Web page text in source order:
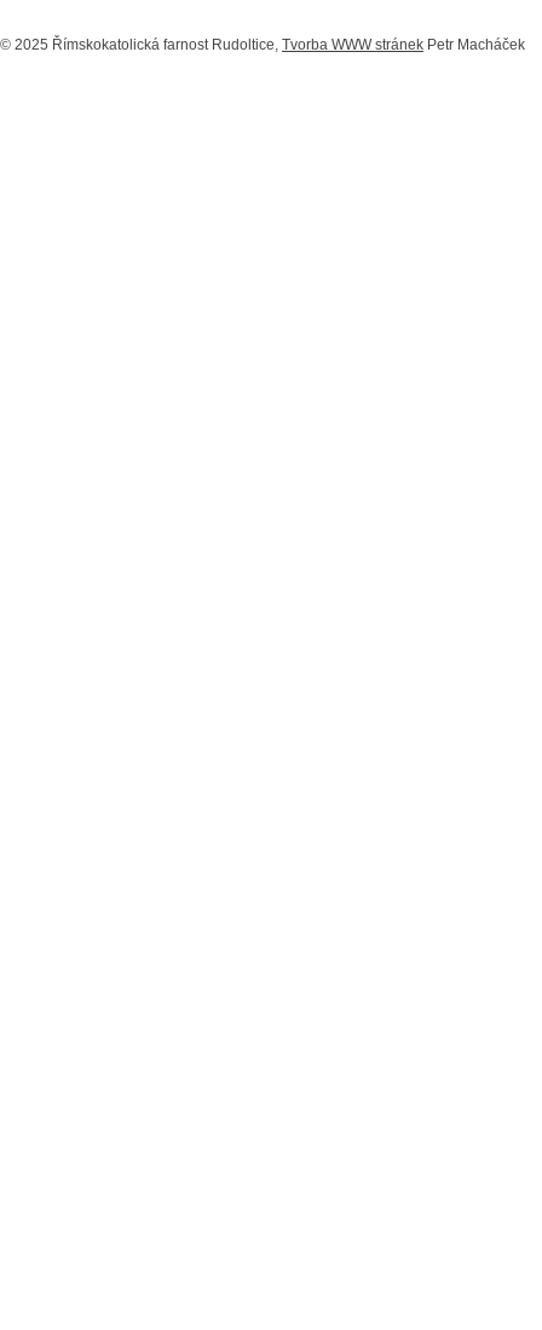
© 2025 Římskokatolická farnost Rudoltice, Tvorba WWW stránek Petr Macháček